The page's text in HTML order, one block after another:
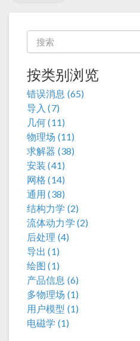
按类别浏览
错误消息 (65)
导入 (7)
几何 (11)
物理场 (11)
求解器 (38)
安装 (41)
网格 (14)
通用 (38)
结构力学 (2)
流体动力学 (2)
后处理 (4)
导出 (1)
绘图 (1)
产品信息 (6)
多物理场 (1)
用户模型 (1)
电磁学 (1)